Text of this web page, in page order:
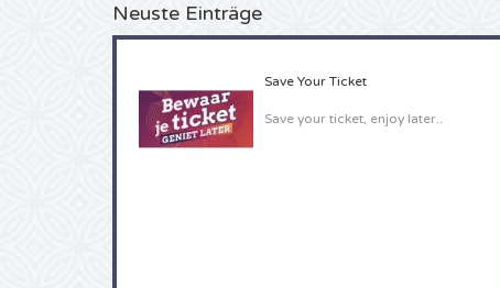
Neuste Einträge
Save Your Ticket
Save your ticket, enjoy later..